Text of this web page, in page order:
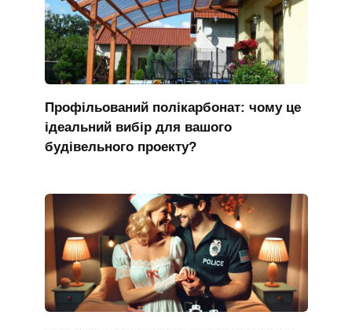
Профільований полікарбонат: чому це
ідеальний вибір для вашого
будівельного проекту?